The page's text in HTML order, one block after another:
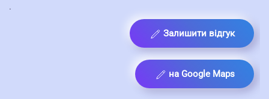
.
Залишити відгук
на Google Maps